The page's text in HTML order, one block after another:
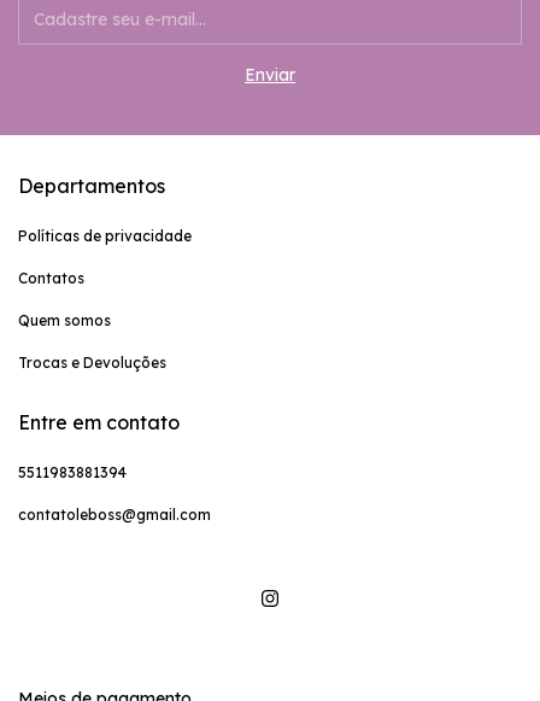
Departamentos
Políticas de privacidade
Contatos
Quem somos
Trocas e Devoluções
Entre em contato
5511983881394
contatoleboss@gmail.com